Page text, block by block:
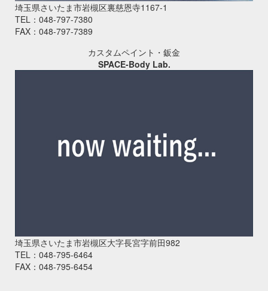
埼玉県さいたま市岩槻区裏慈恩寺1167‐1
TEL：048-797-7380
FAX：048-797-7389
カスタムペイント・鈑金
SPACE-Body Lab.
埼玉県さいたま市岩槻区大字長宮字前田982
TEL：048-795-6464
FAX：048-795-6454